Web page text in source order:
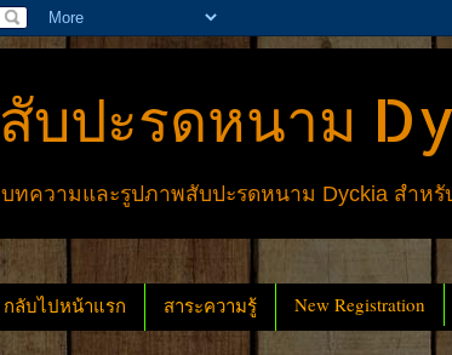
สับปะรดหนาม
บทความและรูปภาพสับปะรดหนาม Dyckia สำหรั
กลับไปหน้าแรก สาระความรู้ New Registration